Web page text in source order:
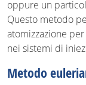
oppure un
Questo metodo
atomizzazione
nei sistemi di
Metodo